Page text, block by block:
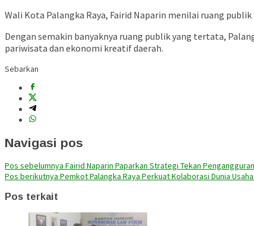
Wali Kota Palangka Raya, Fairid Naparin menilai ruang
Dengan semakin banyaknya ruang publik yang tertata,
pariwisata dan ekonomi kreatif daerah.
Sebarkan
Navigasi pos
Pos sebelumnya Fairid Naparin Paparkan Strategi Tekan
Pos berikutnya Pemkot Palangka Raya Perkuat Kolaborasi Dunia
Pos terkait